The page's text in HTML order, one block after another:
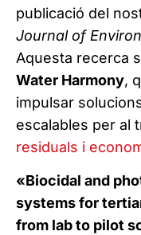
publicació del
Journal of
Aquesta recerca
Water Harmony,
impulsar
escalables per al
residuals i
«Biocidal and
systems for
from lab to pilot